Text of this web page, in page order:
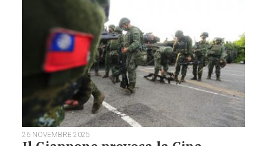
26 NOVEMBRE 2025